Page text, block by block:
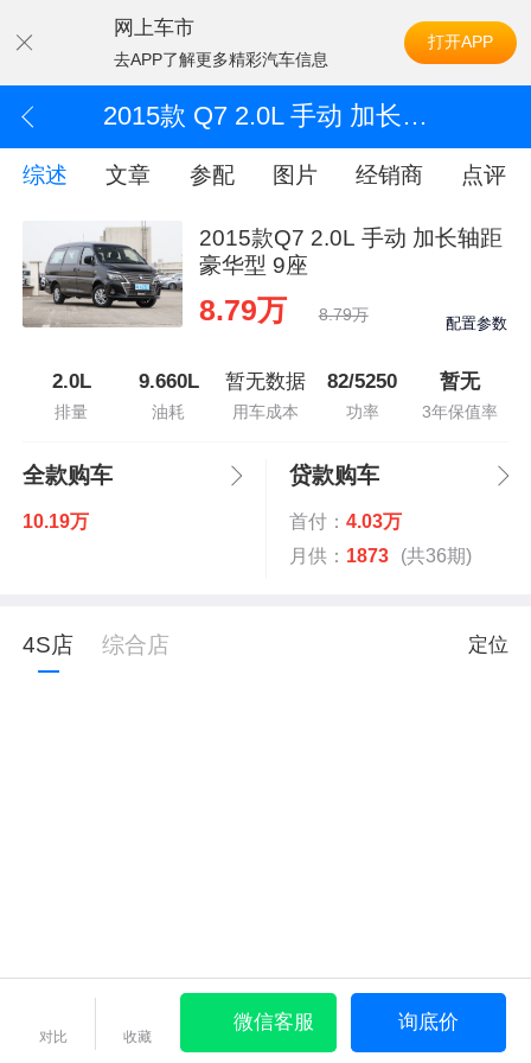
网上车市
去APP了解更多精彩汽车信息
打开APP
2015款 Q7 2.0L 手动 加长轴距豪华型 9座
综述 文章 参配 图片 经销商 点评
2015款Q7 2.0L 手动 加长轴距
豪华型 9座
8.79万 8.79万 配置参数
2.0L
排量
9.660L
油耗
暂无数据
用车成本
82/5250
功率
暂无
3年保值率
全款购车
10.19万
贷款购车
首付： 4.03万
月供： 1873 (共36期)
4S店 综合店 定位
对比 收藏
微信客服 询底价